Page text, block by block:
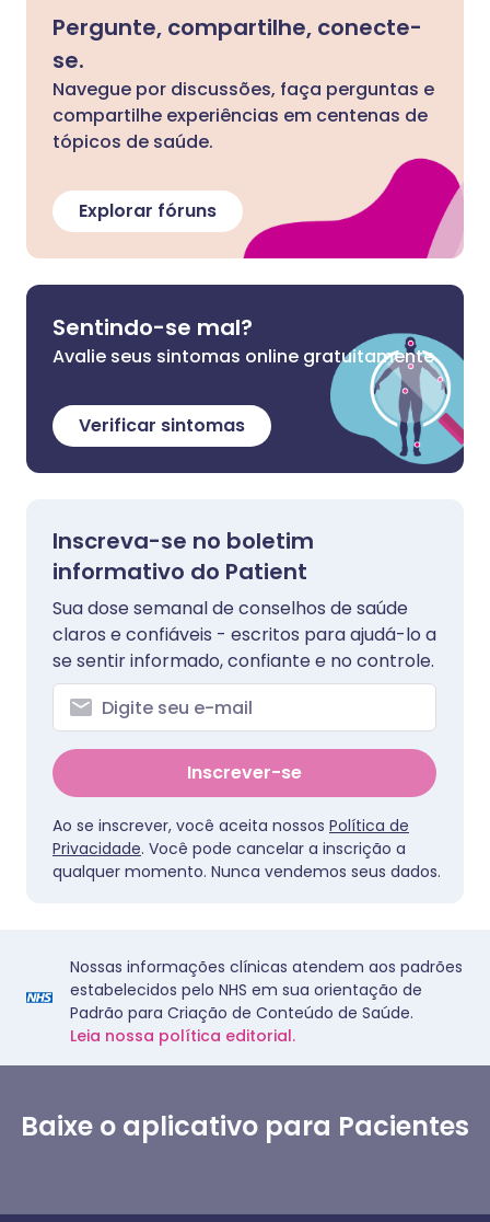
Pergunte, compartilhe, conecte-
se.
Navegue por discussões, faça perguntas e
compartilhe experiências em centenas de
tópicos de saúde.
Explorar fóruns
Sentindo-se mal?
Avalie seus sintomas online gratuitamente
Verificar sintomas
Inscreva-se no boletim
informativo do Patient
Sua dose semanal de conselhos de saúde
claros e confiáveis - escritos para ajudá-lo a
se sentir informado, confiante e no controle.
Inscrever-se
Ao se inscrever, você aceita nossos Política de
Privacidade. Você pode cancelar a inscrição a
qualquer momento. Nunca vendemos seus dados.
Nossas informações clínicas atendem aos padrões
estabelecidos pelo NHS em sua orientação de
Padrão para Criação de Conteúdo de Saúde.
Leia nossa política editorial.
Baixe o aplicativo para Pacientes